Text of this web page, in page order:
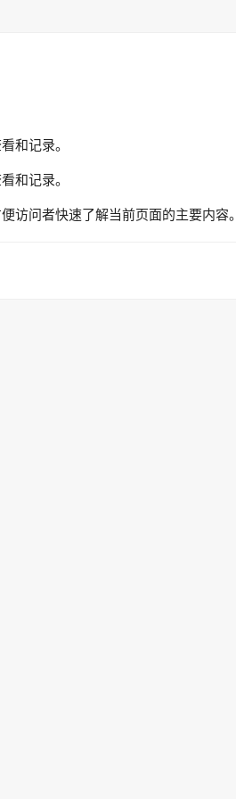
和记录。
和记录。
访问者快速了解当前页面的主要内容。